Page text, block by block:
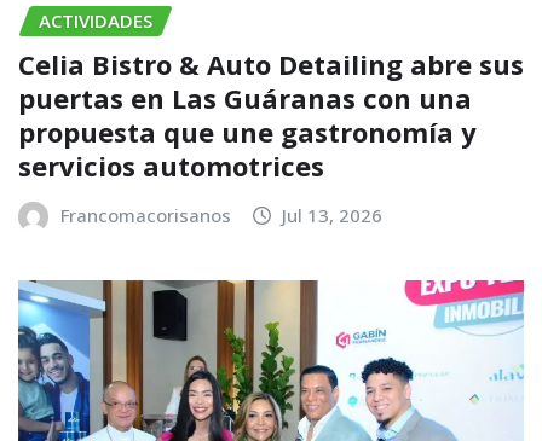
ACTIVIDADES
Celia Bistro & Auto Detailing abre sus
puertas en Las Guáranas con una
propuesta que une gastronomía y
servicios automotrices
Francomacorisanos Jul 13, 2026